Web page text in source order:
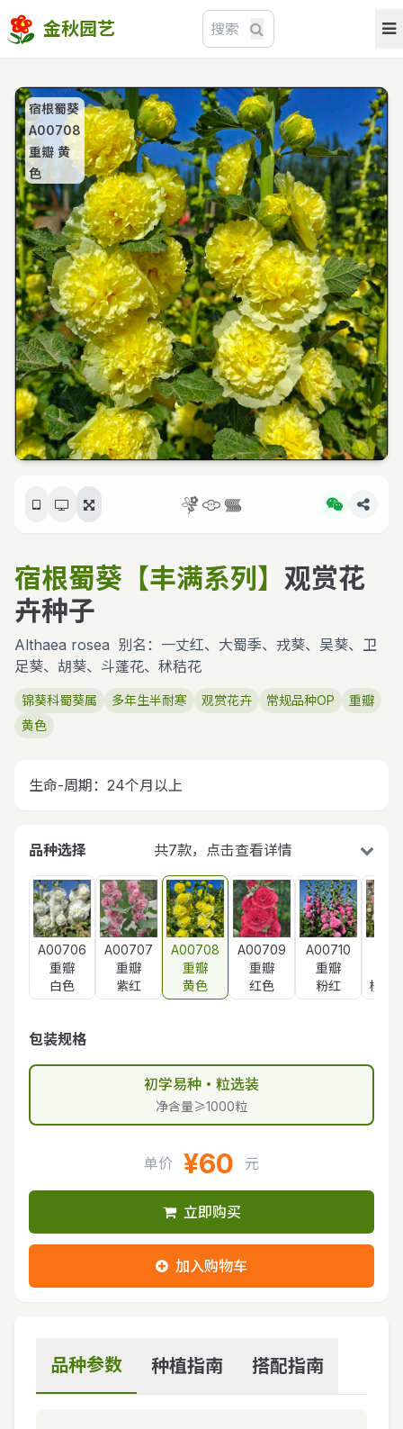
金秋园艺
宿根蜀葵
A00708
重瓣 黄
色
宿根蜀葵【丰满系列】 观赏花
卉种子
Althaea rosea 别名：一丈红、大蜀季、戎葵、吴葵、卫
足葵、胡葵、斗蓬花、秫秸花
锦葵科蜀葵属 多年生半耐寒 观赏花卉 常规品种OP
重瓣
黄色
生命-周期：24个月以上
品种选择 共7款，点击查看详情
A00706
重瓣
白色
A00707
重瓣
紫红
A00708
重瓣
黄色
A00709
重瓣
红色
A00710
重瓣
粉红
桃子
包装规格
初学易种・粒选装
净含量≥1000粒
单价 ¥60 元
立即购买
加入购物车
品种参数 种植指南 搭配指南